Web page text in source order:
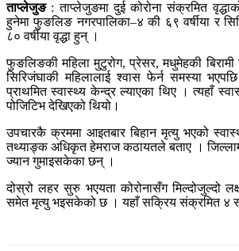
ताप्लेजुङ : ताप्लेजुङमा दुई कोरोना संक्रमित
हुनेमा फुङलिङ नगरपालिका–४ की ६९ वर्षीया र
८० वर्षीया वृद्धा हुन् ।
फुङलिङकी महिला मुटुरोग, प्रेसर, मधुमेहकी
सिरिजंघाकी महिलालाई श्वास फेर्न समस्या
प्राथमित स्वास्थ्य केन्द्र ल्याएका थिए । त्यहाँ
पोजिटिभ देखिएको थियो।
उपचारकै क्रममा आइतबार बिहान मृत्यु भएको
तथ्याङ्क अधिकृत हेमराज कठायतले बताए ।
ज्यान गुमाइसकेका छन् ।
दोस्रो लहर सुरु भएयता कोरोनासँग मिल्दोजुल्दो
समेत मृत्यु भइसकेको छ । यहाँ सक्रिय संक्रमित ४